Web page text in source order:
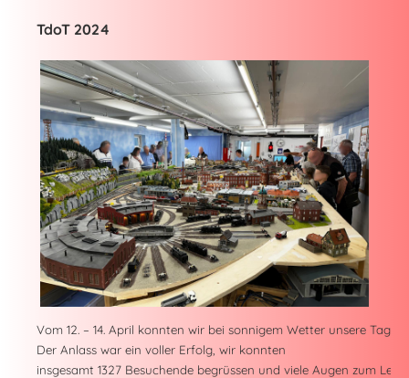
TdoT 2024
Vom 12. – 14. April konnten wir bei sonnigem Wetter unsere Tage
Der Anlass war ein voller Erfolg, wir konnten
insgesamt 1327 Besuchende begrüssen und viele Augen zum